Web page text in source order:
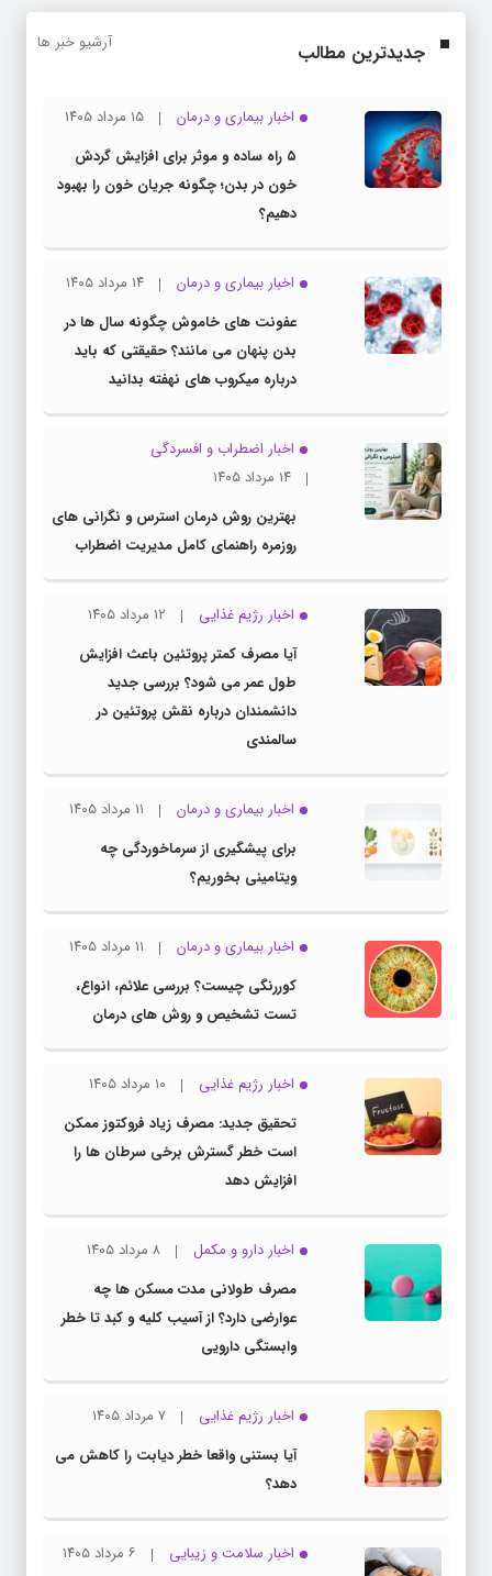
جدیدترین مطالب آرشیو خبر ها
اخبار بیماری و درمان
۱۵ مرداد ۱۴۰۵
۵ راه ساده و موثر برای افزایش گردش
خون در بدن؛ چگونه جریان خون را بهبود
دهیم؟
اخبار بیماری و درمان
۱۴ مرداد ۱۴۰۵
عفونت های خاموش چگونه سال ها در
بدن پنهان می مانند؟ حقیقتی که باید
درباره میکروب های نهفته بدانید
اخبار اضطراب و افسردگی
۱۴ مرداد ۱۴۰۵
بهترین روش درمان استرس و نگرانی های
روزمره راهنمای کامل مدیریت اضطراب
اخبار رژیم غذایی
۱۲ مرداد ۱۴۰۵
آیا مصرف کمتر پروتئین باعث افزایش
طول عمر می شود؟ بررسی جدید
دانشمندان درباره نقش پروتئین در
سالمندی
اخبار بیماری و درمان
۱۱ مرداد ۱۴۰۵
برای پیشگیری از سرماخوردگی چه
ویتامینی بخوریم؟
اخبار بیماری و درمان
۱۱ مرداد ۱۴۰۵
کوررنگی چیست؟ بررسی علائم، انواع،
تست تشخیص و روش های درمان
اخبار رژیم غذایی
۱۰ مرداد ۱۴۰۵
تحقیق جدید: مصرف زیاد فروکتوز ممکن
است خطر گسترش برخی سرطان ها را
افزایش دهد
اخبار دارو و مکمل
۸ مرداد ۱۴۰۵
مصرف طولانی مدت مسکن ها چه
عوارضی دارد؟ از آسیب کلیه و کبد تا خطر
وابستگی دارویی
اخبار رژیم غذایی
۷ مرداد ۱۴۰۵
آیا بستنی واقعا خطر دیابت را کاهش می
دهد؟
اخبار سلامت و زیبایی
۶ مرداد ۱۴۰۵